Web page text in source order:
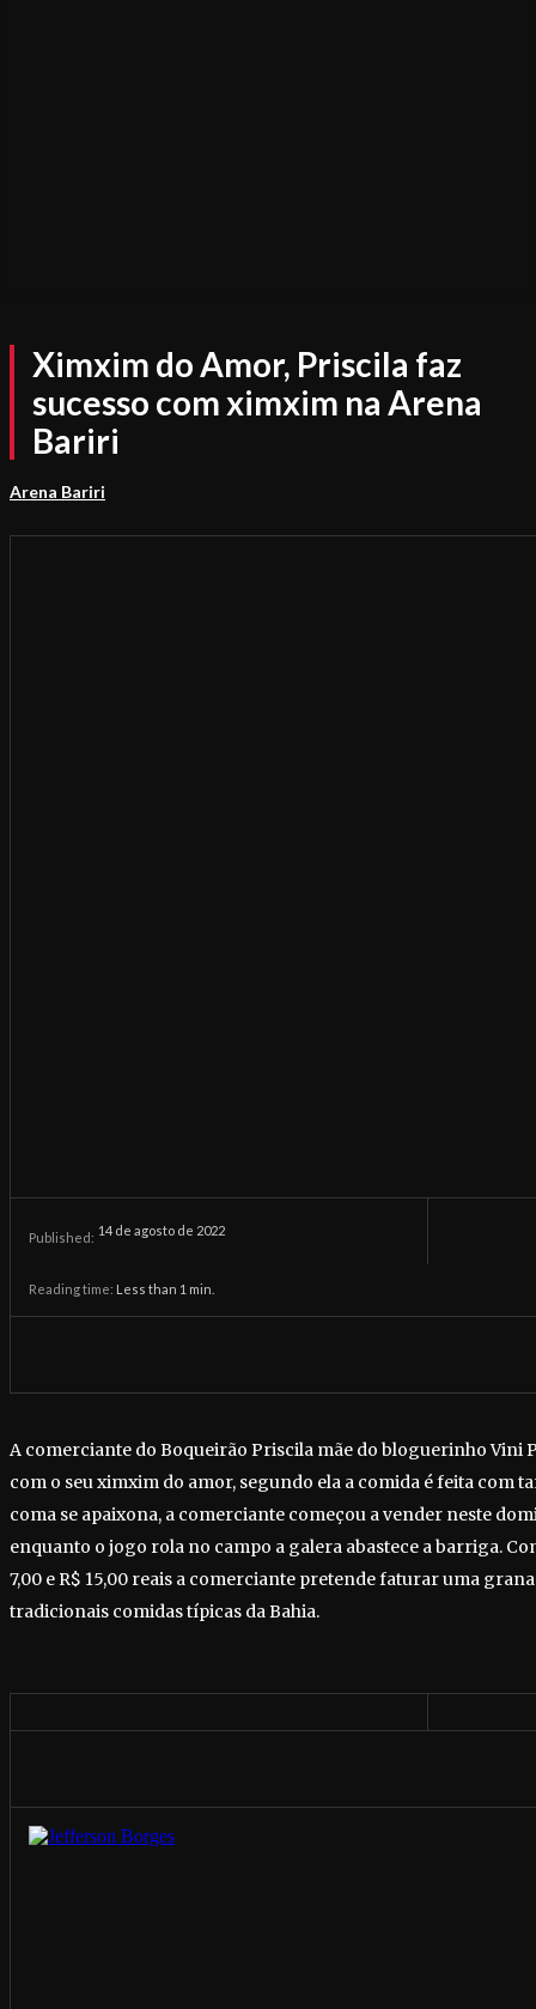
Ximxim do Amor, Priscila faz
sucesso com ximxim na Arena
Bariri
Arena Bariri
Published: 14 de agosto de 2022
Reading time: Less than 1 min.
A comerciante do Boqueirão Priscila mãe do bloguerinho Vini
com o seu ximxim do amor, segundo ela a comida é feita com
coma se apaixona, a comerciante começou a vender neste
enquanto o jogo rola no campo a galera abastece a barriga.
7,00 e R$ 15,00 reais a comerciante pretende faturar uma
tradicionais comidas típicas da Bahia.